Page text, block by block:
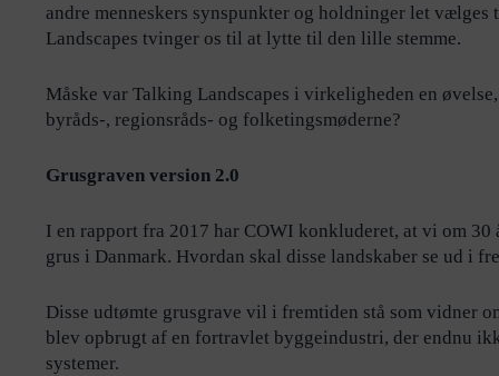
andre menneskers synspunkter og holdninger let
Landscapes tvinger os til at lytte til den lille stemme.
Måske var Talking Landscapes i virkeligheden en
byråds-, regionsråds- og folketingsmøderne?
Grusgraven version 2.0
I en rapport fra 2017 har COWI konkluderet, at vi om
grus i Danmark. Hvordan skal disse landskaber se ud i
Disse udtømte grusgrave vil i fremtiden stå som vidner
blev opbrugt af en fortravlet byggeindustri, der endnu
systemer.